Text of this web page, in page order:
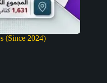
(Since 2024)